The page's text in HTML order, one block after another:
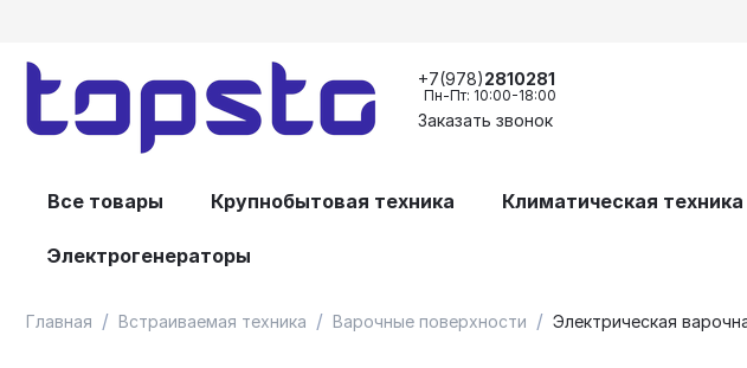
+7(978)2810281
Пн-Пт: 10:00-18:00
Заказать звонок
Все товары Крупнобытовая техника Климатическая техника
Электрогенераторы
Главная / Встраиваемая техника / Варочные поверхности / Электрическая